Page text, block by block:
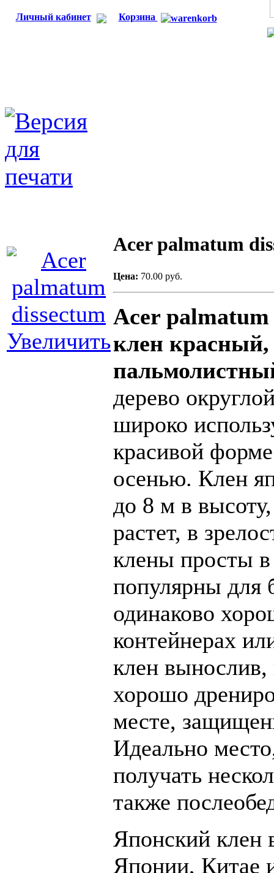
Личный кабинет Корзина
Увеличить
Acer palmatum
Цена: 70.00 руб.
Acer
клен
дерево
широко
красивой
осенью. Клен
до 8 м в
растет, в
клены просты в
популярны для
одинаково
контейнерах
клен вынослив,
хорошо
месте,
Идеально
получать
также
Японский клен
Японии, Китае